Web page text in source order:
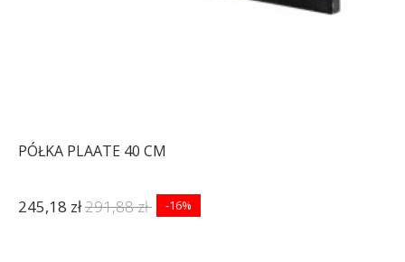
PÓŁKA PLAATE 40 CM
245,18 zł291,88 zł -16%